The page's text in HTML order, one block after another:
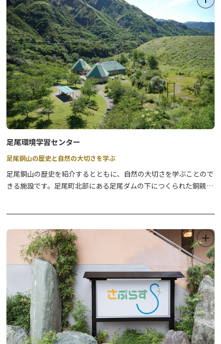
足尾環境学習センター
足尾銅山の歴史と自然の大切さを学ぶ
足尾銅山の歴史を紹介するとともに、自然の大切さを学ぶことので
きる施設です。足尾町北部にある足尾ダムの下につくられた銅親水
の人たちがわかりやすく説明しています。